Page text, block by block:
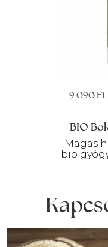
BIO
Magas
bio
9 090Ft